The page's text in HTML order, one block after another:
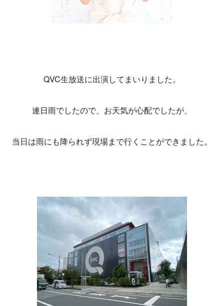
QVC生放送に出演してまいりました。
連日雨でしたので、お天気が心配でしたが、
当日は雨にも降られず現場まで行くことができました。